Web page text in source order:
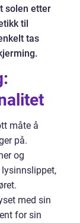
solen etter
til
tas
måte å
på.
og
med sin
for sin